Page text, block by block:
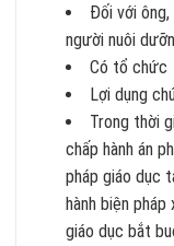
Đối với ông,
người nuôi
Có tổ chức
Lợi dụng
Trong thời
chấp hành án
pháp giáo dục
hành biện
giáo dục bắt